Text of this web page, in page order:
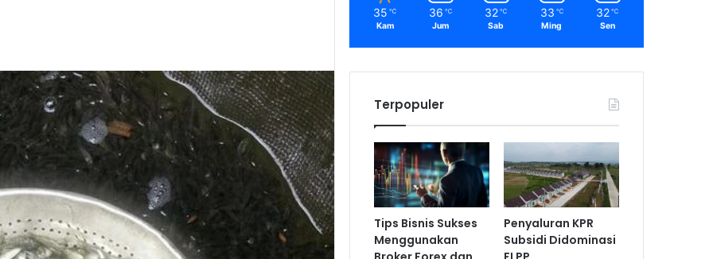
35 ℃
Kam
36 ℃
Jum
32 ℃
Sab
33 ℃
Ming
32 ℃
Sen
Terpopuler
Tips Bisnis Sukses
Menggunakan
Penyaluran KPR
Subsidi Didominasi